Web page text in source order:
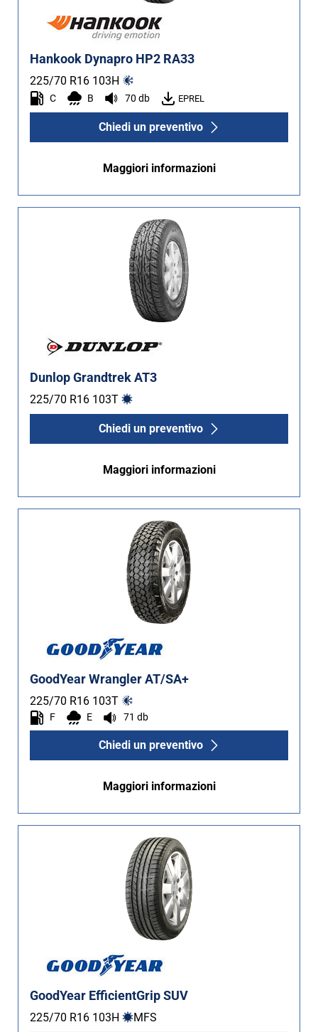
Hankook Dynapro HP2 RA33
225/70 R16 103H
C B 70 db EPREL
Chiedi un preventivo
Maggiori informazioni
Dunlop Grandtrek AT3
225/70 R16 103T
Chiedi un preventivo
Maggiori informazioni
GoodYear Wrangler AT/SA+
225/70 R16 103T
F E 71 db
Chiedi un preventivo
Maggiori informazioni
GoodYear EfficientGrip SUV
225/70 R16 103H MFS